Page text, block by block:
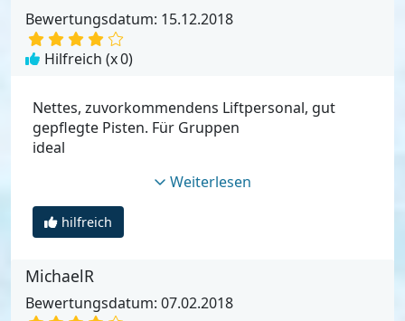
Bewertungsdatum: 15.12.2018
Hilfreich (x0)
Nettes, zuvorkommendens Liftpersonal, gut
gepflegte Pisten. Für Gruppen
ideal
Weiterlesen
hilfreich
MichaelR
Bewertungsdatum: 07.02.2018